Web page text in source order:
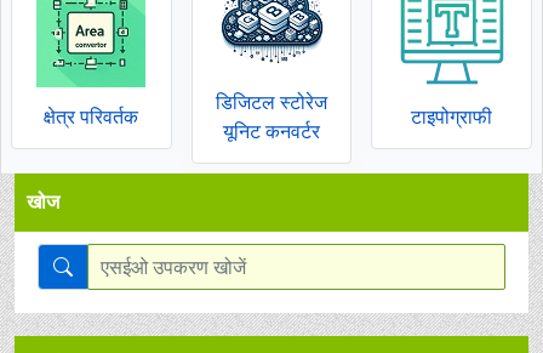
क्षेत्र परिवर्तक
डिजिटल स्टोरेज
यूनिट कनवर्टर
टाइपोग्राफी
खोज